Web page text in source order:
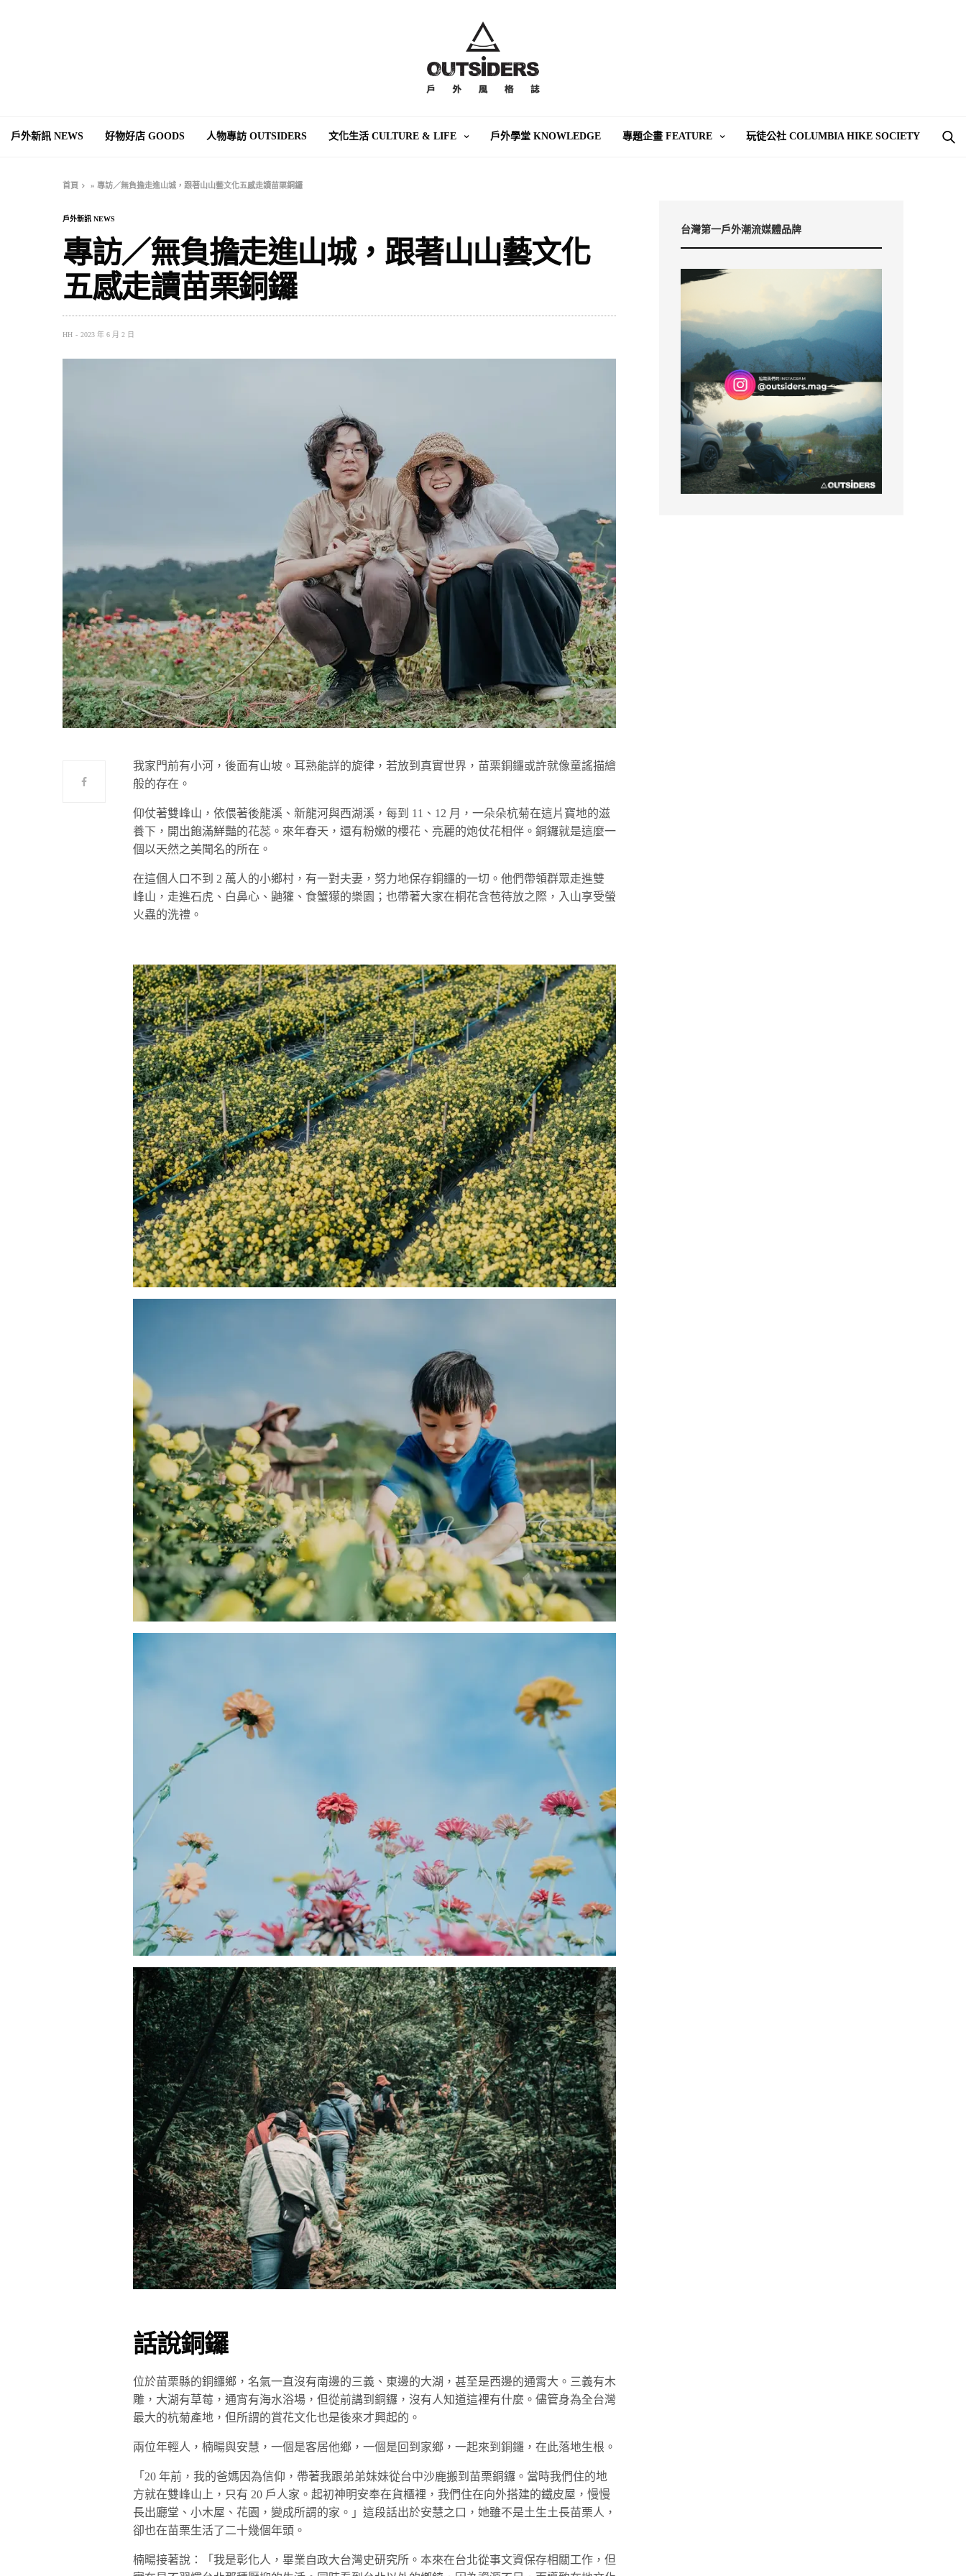
戶外新訊 NEWS 好物好店 GOODS 人物專訪 OUTSIDERS 文化生活 CULTURE & LIFE 戶外學堂 KNOWLEDGE 專題企畫 FEATURE 玩徒公社 COLUMBIA HIKE SOCIETY
首頁 »專訪／無負擔走進山城，跟著山山藝文化五感走讀苗栗銅鑼
戶外新訊 NEWS
專訪／無負擔走進山城，跟著山山藝文化
五感走讀苗栗銅鑼
HH 2023 年 6 月 2 日
我家門前有小河，後面有山坡。耳熟能詳的旋律，若放到真實世界，苗栗銅鑼或許就像童謠描繪
般的存在。
仰仗著雙峰山，依偎著後龍溪、新龍河與西湖溪，每到 11、12 月，一朵朵杭菊在這片寶地的滋
養下，開出飽滿鮮豔的花蕊。來年春天，還有粉嫩的櫻花、亮麗的炮仗花相伴。銅鑼就是這麼一
個以天然之美聞名的所在。
在這個人口不到 2 萬人的小鄉村，有一對夫妻，努力地保存銅鑼的一切。他們帶領群眾走進雙
峰山，走進石虎、白鼻心、鼬獾、食蟹獴的樂園；也帶著大家在桐花含苞待放之際，入山享受螢
火蟲的洗禮。
話說銅鑼
位於苗栗縣的銅鑼鄉，名氣一直沒有南邊的三義、東邊的大湖，甚至是西邊的通霄大。三義有木
雕，大湖有草莓，通宵有海水浴場，但從前講到銅鑼，沒有人知道這裡有什麼。儘管身為全台灣
最大的杭菊產地，但所謂的賞花文化也是後來才興起的。
兩位年輕人，楠暘與安慧，一個是客居他鄉，一個是回到家鄉，一起來到銅鑼，在此落地生根。
「20 年前，我的爸媽因為信仰，帶著我跟弟弟妹妹從台中沙鹿搬到苗栗銅鑼。當時我們住的地
方就在雙峰山上，只有 20 戶人家。起初神明安奉在貨櫃裡，我們住在向外搭建的鐵皮屋，慢慢
長出廳堂、小木屋、花園，變成所謂的家。」這段話出於安慧之口，她雖不是土生土長苗栗人，
卻也在苗栗生活了二十幾個年頭。
楠暘接著說：「我是彰化人，畢業自政大台灣史研究所。本來在台北從事文資保存相關工作，但
台灣第一戶外潮流媒體品牌